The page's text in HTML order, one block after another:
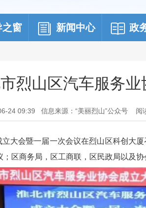
之窗 新闻中心 政
烈山区汽车服务业
24 09:39 信息来源：“美丽烈山”公众号 阅
大会暨一届一次会议在烈山区科创大
区商务局，区工商联，区民政局以及协